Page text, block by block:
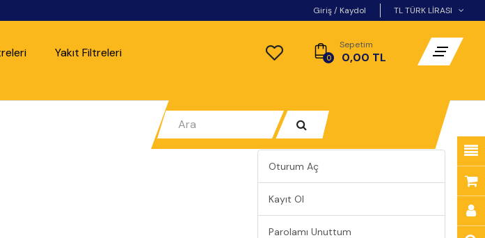
Giriş/ Kaydol
Yakıt Filtreleri
Sepetim
0- 0,00 TL
Oturum Aç
Kayıt Ol
Parolamı Unuttum